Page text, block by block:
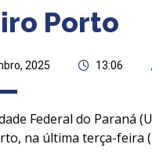
Porto
2025 13:06
Federal do Paraná
na última terça-feira